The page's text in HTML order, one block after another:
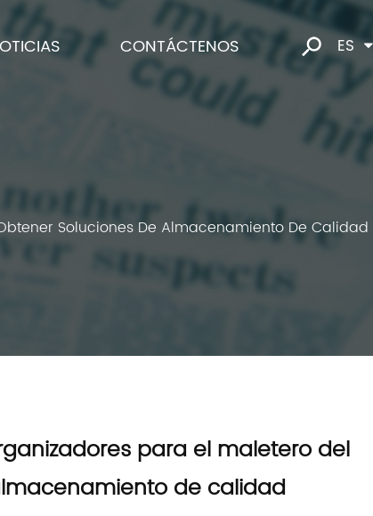
CONTÁCTENOS ES
Soluciones De Almacenamiento De Calidad
para el maletero del
de calidad